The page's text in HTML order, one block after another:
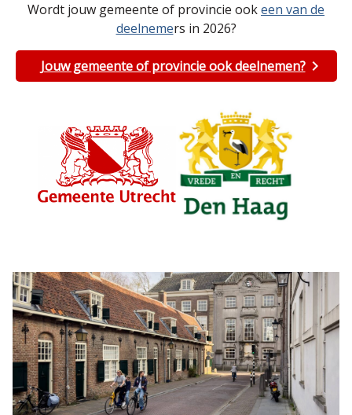
Wordt jouw gemeente of provincie ookeen van de
deelnemers in 2026?
Jouw gemeente of provincie ook deelnemen?